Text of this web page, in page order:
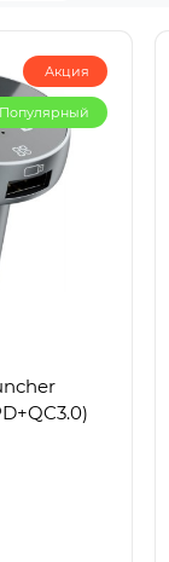
Акция
Популярный